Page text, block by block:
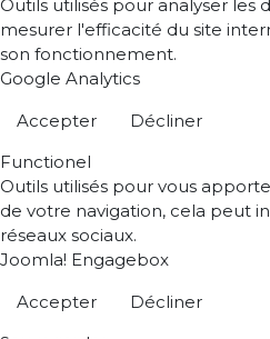
Outils utilisés pour analyser les
mesurer l'efficacité du site
son fonctionnement.
Google Analytics
Accepter
Décliner
Functionel
Outils utilisés pour vous
de votre navigation, cela peut
réseaux sociaux.
Joomla! Engagebox
Accepter
Décliner